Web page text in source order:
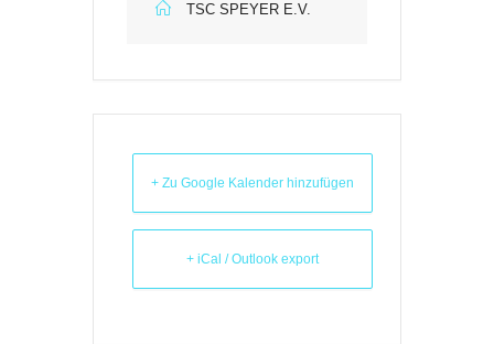
TSC SPEYER E.V.
+ Zu Google Kalender hinzufügen
+ iCal / Outlook export